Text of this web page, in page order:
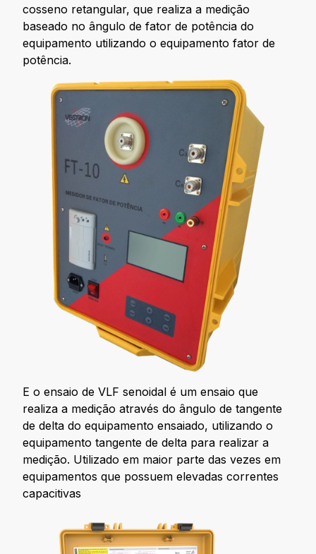
cosseno retangular, que realiza a medição
baseado no ângulo de fator de potência do
equipamento utilizando o equipamento fator de
potência.
E o ensaio de VLF senoidal é um ensaio que
realiza a medição através do ângulo de tangente
de delta do equipamento ensaiado, utilizando o
equipamento tangente de delta para realizar a
medição. Utilizado em maior parte das vezes em
equipamentos que possuem elevadas correntes
capacitivas